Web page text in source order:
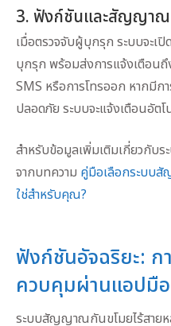
3. ฟังก์ชันและสัญญาณ
เมื่อตรวจจับผู้บุกรุก ระบบจะเ
บุกรุก พร้อมส่งการแจ้งเตือน
SMS หรือการโทรออก หากมีก
ปลอดภัย ระบบจะแจ้งเตือนอัต
สำหรับข้อมูลเพิ่มเติมเกี่ยวกับ
จากบทความ คู่มือเลือกระบบ
ใช่สำหรับคุณ?
ฟังก์ชันอัจฉริยะ: ก
ควบคุมผ่านแอปมื
ระบบสัญญาณกันขโมยไร้สาย